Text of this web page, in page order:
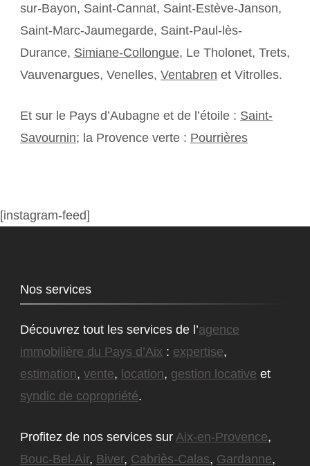
sur-Bayon, Saint-Cannat, Saint-Estève-Janson,
Saint-Marc-Jaumegarde, Saint-Paul-lès-
Durance, Simiane-Collongue, Le Tholonet, Trets,
Vauvenargues, Venelles, Ventabren et Vitrolles.
Et sur le Pays d’Aubagne et de l’étoile : Saint-
Savournin; la Provence verte : Pourrières
[instagram-feed]
Nos services
Découvrez tout les services de l’agence
immobilière du Pays d’Aix : expertise,
estimation, vente, location, gestion locative et
syndic de copropriété.
Profitez de nos services sur Aix-en-Provence,
Bouc-Bel-Air, Biver, Cabriès-Calas, Gardanne,